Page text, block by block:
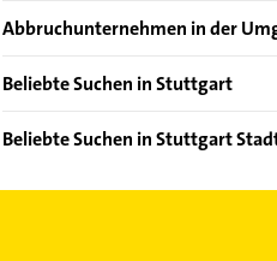
Mitte
Abbruchunternehmen in der
Ostfildern
Filderstadt
Beliebte Suchen in Stuttgart
Dachdecker
Schreiner
Beliebte Suchen in Stuttgart